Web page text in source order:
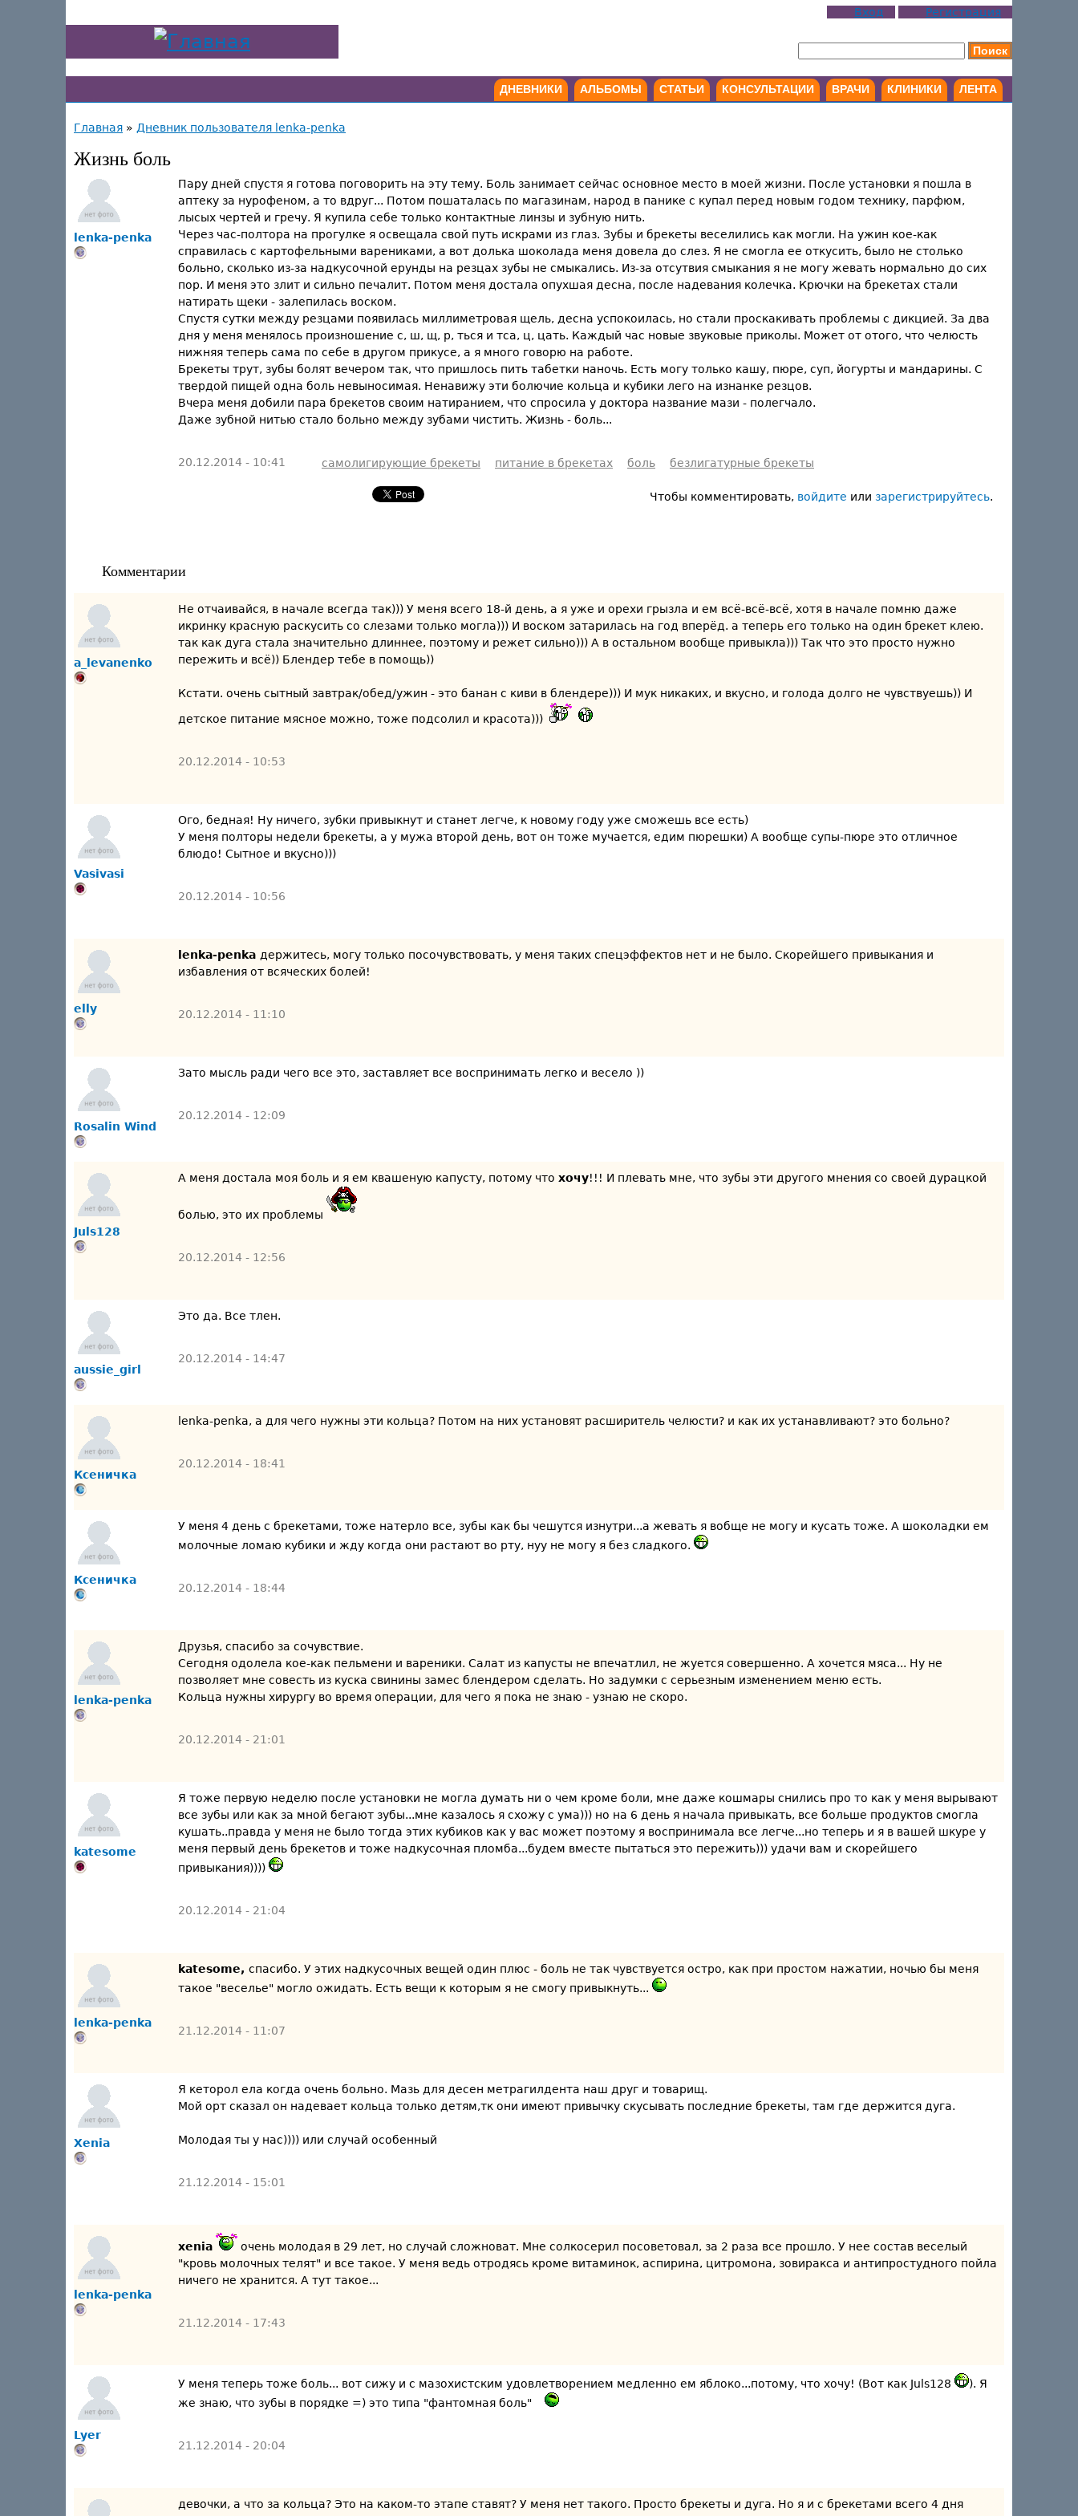
Вход Регистрация
ДНЕВНИКИ АЛЬБОМЫ СТАТЬИ КОНСУЛЬТАЦИИ ВРАЧИ КЛИНИКИ ЛЕНТА
Главная » Дневник пользователя lenka-penka
Жизнь боль
lenka-penka
Пару дней спустя я готова поговорить на эту тему. Боль занимает сейчас основное место в моей жизни. После установки я пошла в
аптеку за нурофеном, а то вдруг... Потом пошаталась по магазинам, народ в панике с купал перед новым годом технику, парфюм,
лысых чертей и гречу. Я купила себе только контактные линзы и зубную нить.
Через час-полтора на прогулке я освещала свой путь искрами из глаз. Зубы и брекеты веселились как могли. На ужин кое-как
справилась с картофельными варениками, а вот долька шоколада меня довела до слез. Я не смогла ее откусить, было не столько
больно, сколько из-за надкусочной ерунды на резцах зубы не смыкались. Из-за отсутвия смыкания я не могу жевать нормально до сих
пор. И меня это злит и сильно печалит. Потом меня достала опухшая десна, после надевания колечка. Крючки на брекетах стали
натирать щеки - залепилась воском.
Спустя сутки между резцами появилась миллиметровая щель, десна успокоилась, но стали проскакивать проблемы с дикцией. За два
дня у меня менялось произношение с, ш, щ, р, ться и тса, ц, цать. Каждый час новые звуковые приколы. Может от отого, что челюсть
нижняя теперь сама по себе в другом прикусе, а я много говорю на работе.
Брекеты трут, зубы болят вечером так, что пришлось пить табетки наночь. Есть могу только кашу, пюре, суп, йогурты и мандарины. С
твердой пищей одна боль невыносимая. Ненавижу эти болючие кольца и кубики лего на изнанке резцов.
Вчера меня добили пара брекетов своим натиранием, что спросила у доктора название мази - полегчало.
Даже зубной нитью стало больно между зубами чистить. Жизнь - боль...
20.12.2014 - 10:41 самолигирующие брекеты питание в брекетах боль безлигатурные брекеты
Чтобы комментировать, войдите или зарегистрируйтесь.
Комментарии
a_levanenko
Не отчаивайся, в начале всегда так))) У меня всего 18-й день, а я уже и орехи грызла и ем всё-всё-всё, хотя в начале помню даже
икринку красную раскусить со слезами только могла))) И воском затарилась на год вперёд. а теперь его только на один брекет клею.
так как дуга стала значительно длиннее, поэтому и режет сильно))) А в остальном вообще привыкла))) Так что это просто нужно
пережить и всё)) Блендер тебе в помощь))
Кстати. очень сытный завтрак/обед/ужин - это банан с киви в блендере))) И мук никаких, и вкусно, и голода долго не чувствуешь)) И
детское питание мясное можно, тоже подсолил и красота)))
20.12.2014 - 10:53
Vasivasi
Ого, бедная! Ну ничего, зубки привыкнут и станет легче, к новому году уже сможешь все есть)
У меня полторы недели брекеты, а у мужа второй день, вот он тоже мучается, едим пюрешки) А вообще супы-пюре это отличное
блюдо! Сытное и вкусно)))
20.12.2014 - 10:56
elly
lenka-penka держитесь, могу только посочувствовать, у меня таких спецэффектов нет и не было. Скорейшего привыкания и
избавления от всяческих болей!
20.12.2014 - 11:10
Rosalin Wind
Зато мысль ради чего все это, заставляет все воспринимать легко и весело ))
20.12.2014 - 12:09
Juls128
А меня достала моя боль и я ем квашеную капусту, потому что хочу!!! И плевать мне, что зубы эти другого мнения со своей дурацкой
болью, это их проблемы
20.12.2014 - 12:56
aussie_girl
Это да. Все тлен.
20.12.2014 - 14:47
Ксеничка
lenka-penka, а для чего нужны эти кольца? Потом на них установят расширитель челюсти? и как их устанавливают? это больно?
20.12.2014 - 18:41
Ксеничка
У меня 4 день с брекетами, тоже натерло все, зубы как бы чешутся изнутри...а жевать я вобще не могу и кусать тоже. А шоколадки ем
молочные ломаю кубики и жду когда они растают во рту, нуу не могу я без сладкого.
20.12.2014 - 18:44
lenka-penka
Друзья, спасибо за сочувствие.
Сегодня одолела кое-как пельмени и вареники. Салат из капусты не впечатлил, не жуется совершенно. А хочется мяса... Ну не
позволяет мне совесть из куска свинины замес блендером сделать. Но задумки с серьезным изменением меню есть.
Кольца нужны хирургу во время операции, для чего я пока не знаю - узнаю не скоро.
20.12.2014 - 21:01
katesome
Я тоже первую неделю после установки не могла думать ни о чем кроме боли, мне даже кошмары снились про то как у меня вырывают
все зубы или как за мной бегают зубы...мне казалось я схожу с ума))) но на 6 день я начала привыкать, все больше продуктов смогла
кушать..правда у меня не было тогда этих кубиков как у вас может поэтому я воспринимала все легче...но теперь и я в вашей шкуре у
меня первый день брекетов и тоже надкусочная пломба...будем вместе пытаться это пережить))) удачи вам и скорейшего
привыкания))))
20.12.2014 - 21:04
lenka-penka
katesome, спасибо. У этих надкусочных вещей один плюс - боль не так чувствуется остро, как при простом нажатии, ночью бы меня
такое "веселье" могло ожидать. Есть вещи к которым я не смогу привыкнуть...
21.12.2014 - 11:07
Xenia
Я кеторол ела когда очень больно. Мазь для десен метрагилдента наш друг и товарищ.
Мой орт сказал он надевает кольца только детям,тк они имеют привычку скусывать последние брекеты, там где держится дуга.
Молодая ты у нас)))) или случай особенный
21.12.2014 - 15:01
lenka-penka
xenia
очень молодая в 29 лет, но случай сложноват. Мне солкосерил посоветовал, за 2 раза все прошло. У нее состав веселый
"кровь молочных телят" и все такое. У меня ведь отродясь кроме витаминок, аспирина, цитромона, зовиракса и антипростудного пойла
ничего не хранится. А тут такое...
21.12.2014 - 17:43
Lyer
У меня теперь тоже боль... вот сижу и с мазохистским удовлетворением медленно ем яблоко...потому, что хочу! (Вот как Juls128
). Я
же знаю, что зубы в порядке =) это типа "фантомная боль"
21.12.2014 - 20:04
девочки, а что за кольца? Это на каком-то этапе ставят? У меня нет такого. Просто брекеты и дуга. Но я и с брекетами всего 4 дня